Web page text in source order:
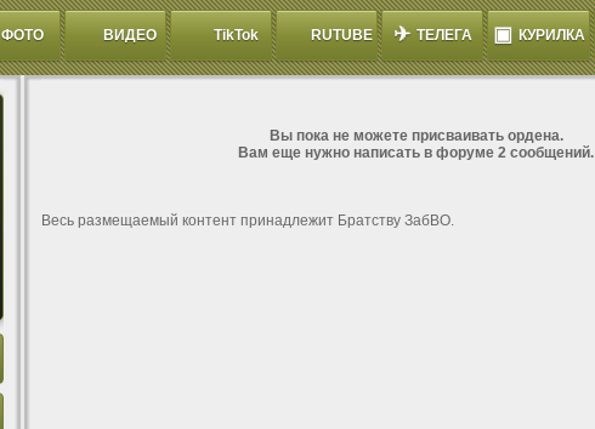
ФОТО ВИДЕО TikTok RUTUBE ✈ ТЕЛЕГА ▣ КУРИЛКА
Вы пока не можете присваивать ордена.
Вам еще нужно написать в форуме 2 сообщений.
Весь размещаемый контент принадлежит Братству ЗабВО.